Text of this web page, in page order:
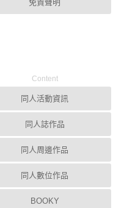
免責聲明
Content
同人活動資訊
同人誌作品
同人周邊作品
同人數位作品
BOOKY